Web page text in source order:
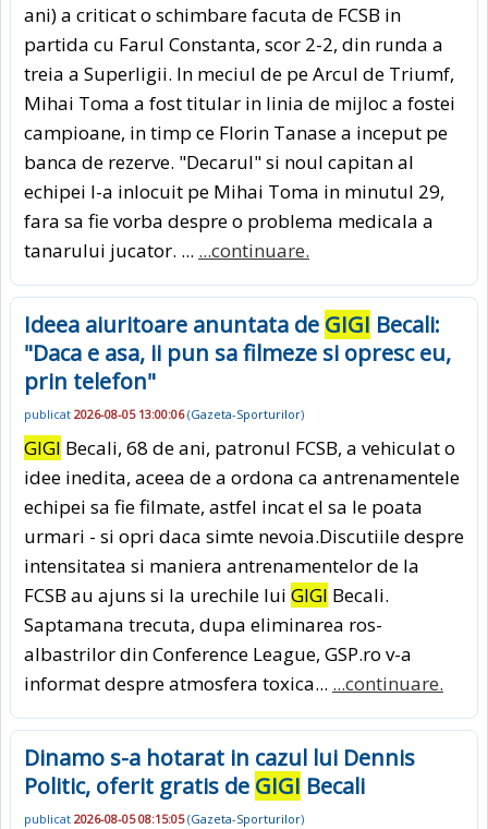
ani) a criticat o schimbare facuta de FCSB in
partida cu Farul Constanta, scor 2-2, din runda a
treia a Superligii. In meciul de pe Arcul de Triumf,
Mihai Toma a fost titular in linia de mijloc a fostei
campioane, in timp ce Florin Tanase a inceput pe
banca de rezerve. "Decarul" si noul capitan al
echipei l-a inlocuit pe Mihai Toma in minutul 29,
fara sa fie vorba despre o problema medicala a
tanarului jucator. ... ...continuare.
Ideea aiuritoare anuntata de GIGI Becali:
"Daca e asa, ii pun sa filmeze si opresc eu,
prin telefon"
publicat 2026-08-05 13:00:06(Gazeta-Sporturilor)
GIGI Becali, 68 de ani, patronul FCSB, a vehiculat o
idee inedita, aceea de a ordona ca antrenamentele
echipei sa fie filmate, astfel incat el sa le poata
urmari - si opri daca simte nevoia.Discutiile despre
intensitatea si maniera antrenamentelor de la
FCSB au ajuns si la urechile lui GIGI Becali.
Saptamana trecuta, dupa eliminarea ros-
albastrilor din Conference League, GSP.ro v-a
informat despre atmosfera toxica... ...continuare.
Dinamo s-a hotarat in cazul lui Dennis
Politic, oferit gratis de GIGI Becali
publicat 2026-08-05 08:15:05(Gazeta-Sporturilor)